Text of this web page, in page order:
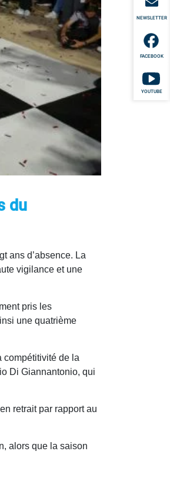
NEWSLETTER
FACEBOOK
YOUTUBE
du
ans d’absence. La
vigilance et une
pris les
une quatrième
compétitivité de la
Di Giannantonio, qui
retrait par rapport au
alors que la saison